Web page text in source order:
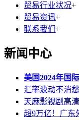
贸易行业状况+
贸易资讯+
联系我们 +
新闻中心
美国2024年国
汇率波动不消
天麻影视剧高
超9万亿！广东